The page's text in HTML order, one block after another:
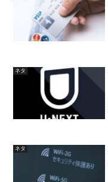
ネタ
ネタ